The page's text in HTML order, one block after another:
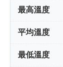
最高溫度
平均溫度
最低溫度